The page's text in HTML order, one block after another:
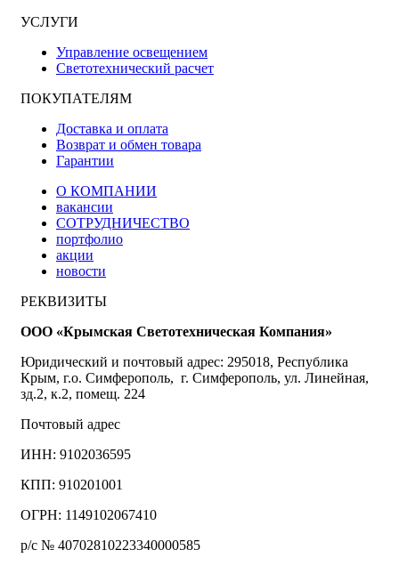
УСЛУГИ
Управление освещением
Светотехнический расчет
ПОКУПАТЕЛЯМ
Доставка и оплата
Возврат и обмен товара
Гарантии
О КОМПАНИИ
вакансии
СОТРУДНИЧЕСТВО
портфолио
акции
новости
РЕКВИЗИТЫ
ООО «Крымская Светотехническая Компания»
Юридический и почтовый адрес: 295018, Республика
Крым, г.о. Симферополь, г. Симферополь, ул. Линейная,
зд.2, к.2, помещ. 224
Почтовый адрес
ИНН: 9102036595
КПП: 910201001
ОГРН: 1149102067410
р/с № 40702810223340000585